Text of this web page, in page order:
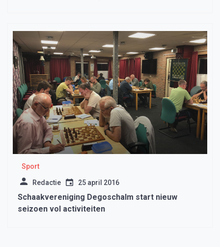
Sport
Redactie 25 april 2016
Schaakvereniging Degoschalm start nieuw
seizoen vol activiteiten